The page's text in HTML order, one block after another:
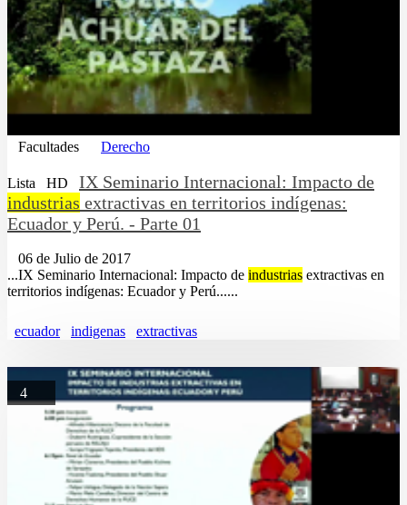
Facultades Derecho
Lista HD
IX Seminario Internacional: Impacto de
industrias extractivas en territorios indígenas:
Ecuador y Perú. - Parte 01
06 de Julio de 2017
...IX Seminario Internacional: Impacto de industrias extractivas en
territorios indígenas: Ecuador y Perú......
ecuador indigenas extractivas
4